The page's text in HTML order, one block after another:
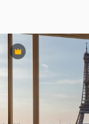
Премиум